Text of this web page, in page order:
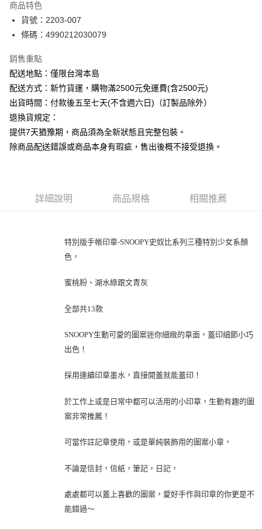
悠遊付
ATM付款
運送方式
下單前請先詢問庫存
每筆NT$130，滿NT$2,500(含以上)免運費
商品特色
貨號：2203-007
條碼：4990212030079
銷售重點
配送地點：僅限台灣本島
配送方式：新竹貨運，購物滿2500元免運費(含2500元)
出貨時間：付款後五至七天(不含週六日)（訂製品除外）
退換貨規定：
提供7天猶豫期，商品須為全新狀態且完整包裝。
除商品配送錯誤或商品本身有瑕疵，售出後概不接受退換。
詳細說明 商品規格 相關推薦
特別版手帳印章-SNOOPY史奴比系列三種特別少女系顏
色，
蜜桃粉、湖水綠跟文青灰
全部共13款
SNOOPY生動可愛的圖案迷你細緻的章面，蓋印細節小巧
出色！
採用連續印章墨水，直接開蓋就能蓋印！
於工作上或是日常中都可以活用的小印章，生動有趣的圖
案非常推薦！
可當作註記章使用，或是單純裝飾用的圖案小章，
不論是信封，信紙，筆記，日記，
處處都可以蓋上喜歡的圖案，愛好手作與印章的你更是不
能錯過～